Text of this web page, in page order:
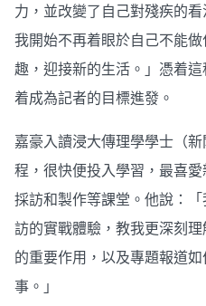
力，並改變了自己對殘疾的
我開始不再着眼於自己不能
趣，迎接新的生活。」憑着
着成為記者的目標進發。
嘉豪入讀浸大傳理學學士（
程，很快便投入學習，最喜
採訪和製作等課堂。他說：
訪的實戰體驗，教我更深刻
的重要作用，以及專題報道
事。」